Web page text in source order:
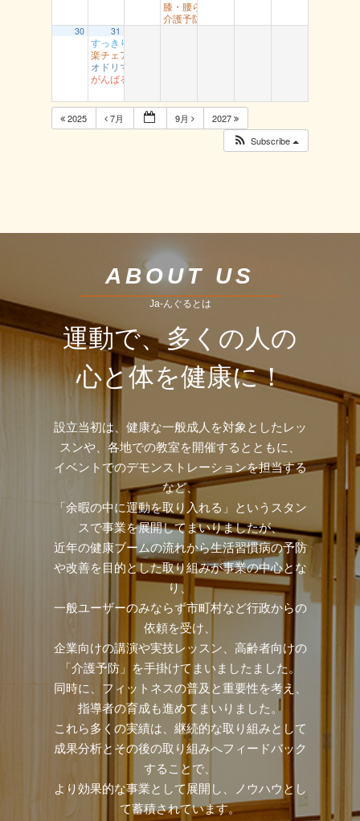
膝・腰らくらく教室 醇風
介護予防智頭 山形
30 31
すっきり体操 湖南
楽チェア体操 丸由
オドリマス（ラボ）
がんばるエアロ 丸由
2025 7月 9月
2027
Subscribe
ABOUT US
Ja-んぐるとは
運動で、多くの人の
心と体を健康に！
設立当初は、健康な一般成人を対象としたレッ
スンや、各地での教室を開催するとともに、
イベントでのデモンストレーションを担当する
など、
「余暇の中に運動を取り入れる」というスタン
スで事業を展開してまいりましたが、
近年の健康ブームの流れから生活習慣病の予防
や改善を目的とした取り組みが事業の中心とな
り、
一般ユーザーのみならず市町村など行政からの
依頼を受け、
企業向けの講演や実技レッスン、高齢者向けの
「介護予防」を手掛けてまいましたました。
同時に、フィットネスの普及と重要性を考え、
指導者の育成も進めてまいりました。
これら多くの実績は、継続的な取り組みとして
成果分析とその後の取り組みへフィードバック
することで、
より効果的な事業として展開し、ノウハウとし
て蓄積されています。